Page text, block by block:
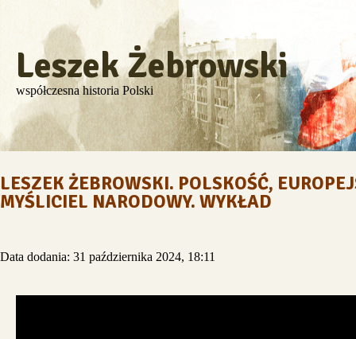
Leszek Żebrowski
współczesna historia Polski
LESZEK ŻEBROWSKI. POLSKOŚĆ,
MYŚLICIEL NARODOWY. WYKŁAD
Data dodania: 31 października 2024, 18:11